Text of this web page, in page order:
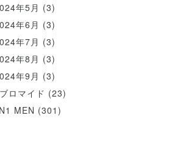
年5月 (3)
年6月 (3)
年7月 (3)
年8月 (3)
年9月 (3)
ロマイド (23)
MEN (301)